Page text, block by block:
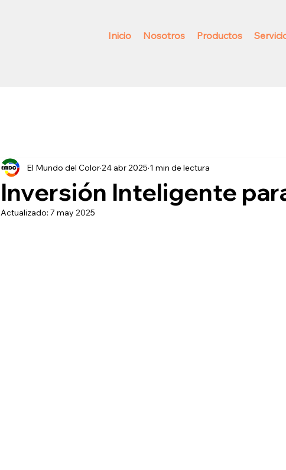
Inicio Nosotros Productos
Inversión Inteligente
El Mundo del Color 24 abr 2025 1 min de lectura
Actualizado: 7 may 2025